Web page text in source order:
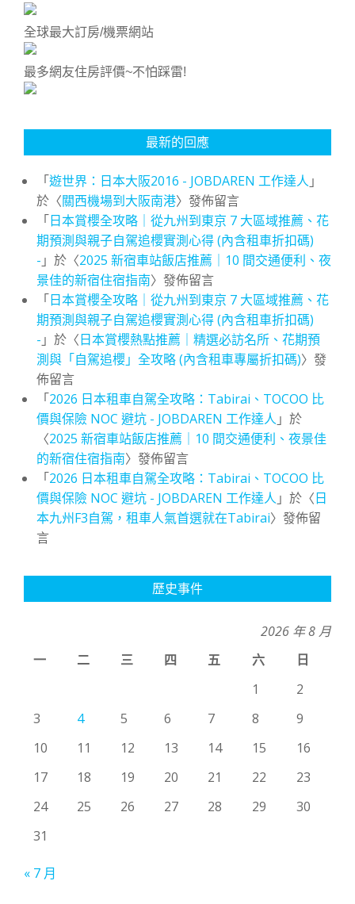
全球最大訂房/機票網站
最多網友住房評價~不怕踩雷!
最新的回應
「遊世界：日本大阪2016 - JOBDAREN 工作達人 」
於〈關西機場到大阪南港〉發佈留言
「日本賞櫻全攻略｜從九州到東京 7 大區域推薦、花
期預測與親子自駕追櫻實測心得 (內含租車折扣碼)
- 」於〈2025 新宿車站飯店推薦｜10 間交通便利、夜
景佳的新宿住宿指南〉發佈留言
「日本賞櫻全攻略｜從九州到東京 7 大區域推薦、花
期預測與親子自駕追櫻實測心得 (內含租車折扣碼)
- 」於〈日本賞櫻熱點推薦｜精選必訪名所、花期預
測與「自駕追櫻」全攻略 (內含租車專屬折扣碼)〉發
佈留言
「2026 日本租車自駕全攻略：Tabirai、TOCOO 比
價與保險 NOC 避坑 - JOBDAREN 工作達人 」於
〈2025 新宿車站飯店推薦｜10 間交通便利、夜景佳
的新宿住宿指南〉發佈留言
「2026 日本租車自駕全攻略：Tabirai、TOCOO 比
價與保險 NOC 避坑 - JOBDAREN 工作達人 」於〈日
本九州F3自駕，租車人氣首選就在Tabirai〉發佈留
言
歷史事件
2026 年 8 月
一
二 三 四 五 六
日
1
2
3
4 5 6 7 8
9
10
11 12 13 14 15
16
17
18 19 20 21 22
23
24
25 26 27 28 29
30
31
« 7 月